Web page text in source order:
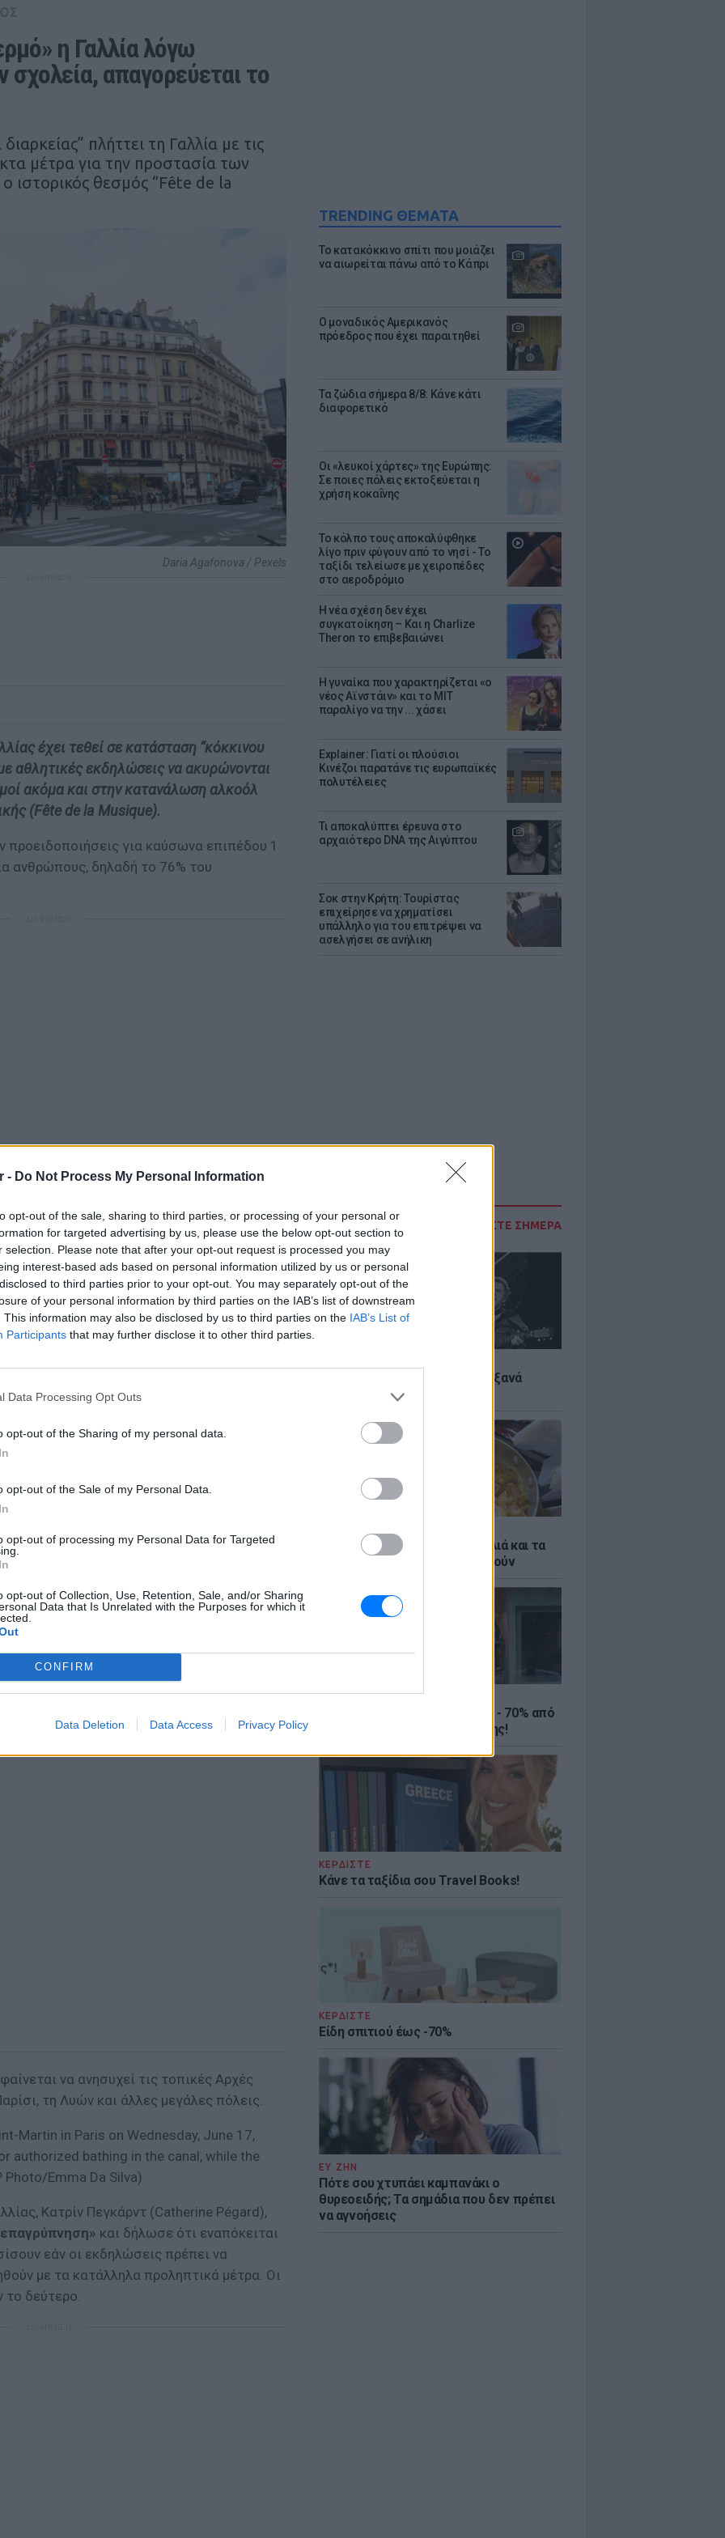
- Do Not Process My Personal Information
opt-out of the sale, sharing to third parties, or processing of your personal or
for targeted advertising by us, please use the below opt-out section to
selection. Please note that after your opt-out request is processed you may
interest-based ads based on personal information utilized by us or personal
to third parties prior to your opt-out. You may separately opt-out of the
of your personal information by third parties on the IAB’s list of downstream
This information may also be disclosed by us to third parties on the IAB’s List of
Participants that may further disclose it to other third parties.
Data Processing Opt Outs
opt-out of the Sharing of my personal data.
opt-out of the Sale of my Personal Data.
opt-out of processing my Personal Data for Targeted
opt-out of Collection, Use, Retention, Sale, and/or Sharing
Data that Is Unrelated with the Purposes for which it
CONFIRM
Data Deletion Data Access Privacy Policy
TRENDING ΘΕΜΑΤΑ
Το κατακόκκινο σπίτι που μοιάζει
να αιωρείται πάνω από το Κάπρι
Ο μοναδικός Αμερικανός
πρόεδρος που έχει παραιτηθεί
Τα ζώδια σήμερα 8/8: Κάνε κάτι
διαφορετικό
Οι «λευκοί χάρτες» της Ευρώπης:
Σε ποιες πόλεις εκτοξεύεται η
χρήση κοκαΐνης
Το κόλπο τους αποκαλύφθηκε
λίγο πριν φύγουν από το νησί - Το
ταξίδι τελείωσε με χειροπέδες
στο αεροδρόμιο
Η νέα σχέση δεν έχει
συγκατοίκηση – Και η Charlize
Theron το επιβεβαιώνει
Η γυναίκα που χαρακτηρίζεται «ο
νέος Αϊνστάιν» και το MIT
παραλίγο να την ... χάσει
Explainer: Γιατί οι πλούσιοι
Κινέζοι παρατάνε τις ευρωπαϊκές
πολυτέλειες
Τι αποκαλύπτει έρευνα στο
αρχαιότερο DNA της Αιγύπτου
Σοκ στην Κρήτη: Τουρίστας
επιχείρησε να χρηματίσει
υπάλληλο για του επιτρέψει να
ασελγήσει σε ανήλικη
ΔΙΑΒΑΣΤΕ ΣΗΜΕΡΑ
5 one-hit wonders που έγιναν ξανά
διάσημοι από… ατύχημα
Ελληνικό γιαούρτι: Μία κουταλιά και τα
scrambled eggs θα απογειωθούν
ΚΕΡΔΙΣΤΕ
Καλοκαιρινές εκπτώσεις έως - 70% από
τα μεγαλύτερα eshops ένδυσης!
ΚΕΡΔΙΣΤΕ
Κάνε τα ταξίδια σου Travel Books!
ΚΕΡΔΙΣΤΕ
Είδη σπιτιού έως -70%
ΕΥ ΖΗΝ
Πότε σου χτυπάει καμπανάκι ο
θυρεοειδής; Τα σημάδια που δεν πρέπει
να αγνοήσεις
η Γαλλία λόγω
σχολεία, απαγορεύεται το
πλήττει τη Γαλλία με τις
μέτρα για την προστασία των
ιστορικός θεσμός “Fête de la
Daria Agafonova / Pexels
έχει τεθεί σε κατάσταση “κόκκινου
αθλητικές εκδηλώσεις να ακυρώνονται
ακόμα και στην κατανάλωση αλκοόλ
(Fête de la Musique).
προειδοποιήσεις για καύσωνα επιπέδου 1
ανθρώπους, δηλαδή το 76% του
Météo-France έκανε λόγο για
και γιακαύσωνα “εξαιρετικής
θα μπορούσαν να ξεπεράσουν τους
με ορισμένες περιοχές να φτάνουν ακόμα
τη Δευτέρα. Ο εθνικός δείκτης
μέσο όρο των μέγιστων τιμών ημέρας και
σταθμούς σε όλη τη χώρα, αναμένεται
επίπεδο που έχει καταγραφεί ποτέ,
Μουσικής” και μέτρα προστασίας
είναι έναςπανεθνικός εορτασμός
κάθε χρόνο, κατά τον
δρόμους με δωρεάν εμφανίσεις και οι
νύχτα.
ΔΙΑΦΗΜΙΣΗ
να ανησυχεί τις τοπικές Αρχές
τη Λυών και άλλες μεγάλες πόλεις.
Martin in Paris on Wednesday, June 17,
authorized bathing in the canal, while the
Emma Da Silva)
Κατρίν Πεγκάρντ (Catherine Pégard),
και δήλωσε ότι εναπόκειται
εάν οι εκδηλώσεις πρέπει να
με τα κατάλληλα προληπτικά μέτρα. Οι
το δεύτερο.